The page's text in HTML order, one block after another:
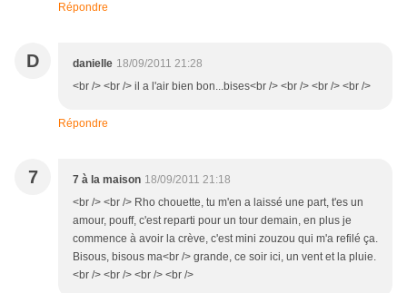
Répondre
D danielle 18/09/2011 21:28
<br /> <br /> il a l'air bien bon...bises<br /> <br /> <br /> <br />
Répondre
7 7 à la maison 18/09/2011 21:18
<br /> <br /> Rho chouette, tu m'en a laissé une part, t'es un
amour, pouff, c'est reparti pour un tour demain, en plus je
commence à avoir la crève, c'est mini zouzou qui m'a refilé ça.
Bisous, bisous ma<br /> grande, ce soir ici, un vent et la pluie.
<br /> <br /> <br /> <br />